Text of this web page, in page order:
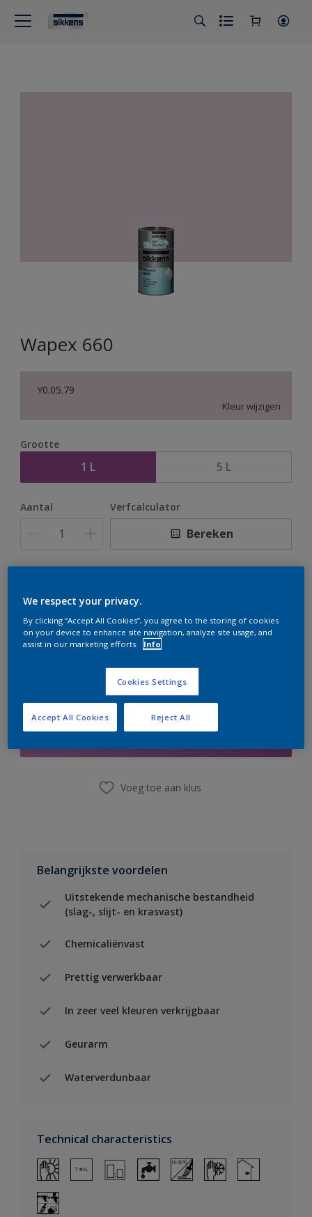
Wapex 660
Y0.05.79
Kleur wijzigen
Grootte
1 L 5 L
Aantal Verfcalculator
Bereken
te bestellen. Houd de website in de gaten, we werken
Boodschappenlijst
Voeg toe aan klus
Belangrijkste voordelen
Uitstekende mechanische bestandheid
(slag-, slijt- en krasvast)
Chemicaliënvast
Prettig verwerkbaar
In zeer veel kleuren verkrijgbaar
Geurarm
Waterverdunbaar
Technical characteristics
We respect your privacy.
By clicking “Accept All Cookies”, you agree to the storing of cookies
on your device to enhance site navigation, analyze site usage, and
assist in our marketing efforts.
Info
Cookies Settings
Reject All
Accept All Cookies